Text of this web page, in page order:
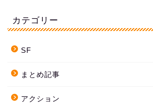
カテゴリー
SF
まとめ記事
アクション